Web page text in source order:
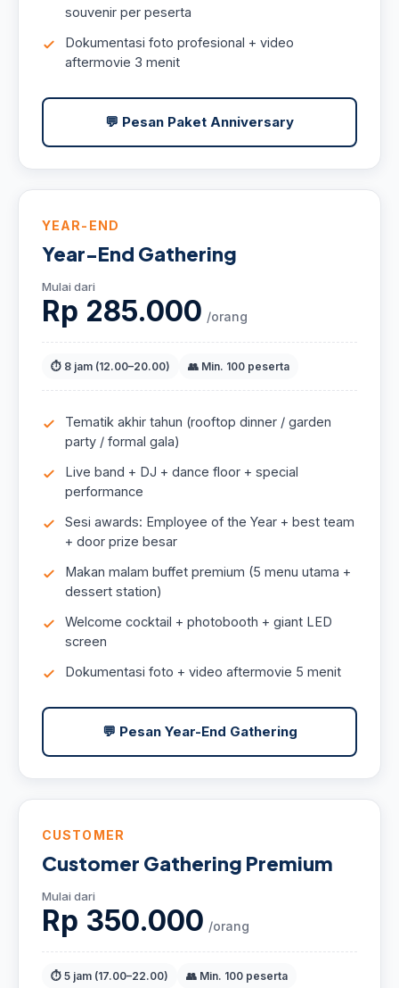
souvenir per peserta
Dokumentasi foto profesional + video
aftermovie 3 menit
💬 Pesan Paket Anniversary
YEAR-END
Year-End Gathering
Mulai dari
Rp 285.000 /orang
⏱ 8 jam (12.00–20.00) 👥 Min. 100 peserta
Tematik akhir tahun (rooftop dinner / garden
party / formal gala)
Live band + DJ + dance floor + special
performance
Sesi awards: Employee of the Year + best team
+ door prize besar
Makan malam buffet premium (5 menu utama +
dessert station)
Welcome cocktail + photobooth + giant LED
screen
Dokumentasi foto + video aftermovie 5 menit
💬 Pesan Year-End Gathering
CUSTOMER
Customer Gathering Premium
Mulai dari
Rp 350.000 /orang
⏱ 5 jam (17.00–22.00) 👥 Min. 100 peserta